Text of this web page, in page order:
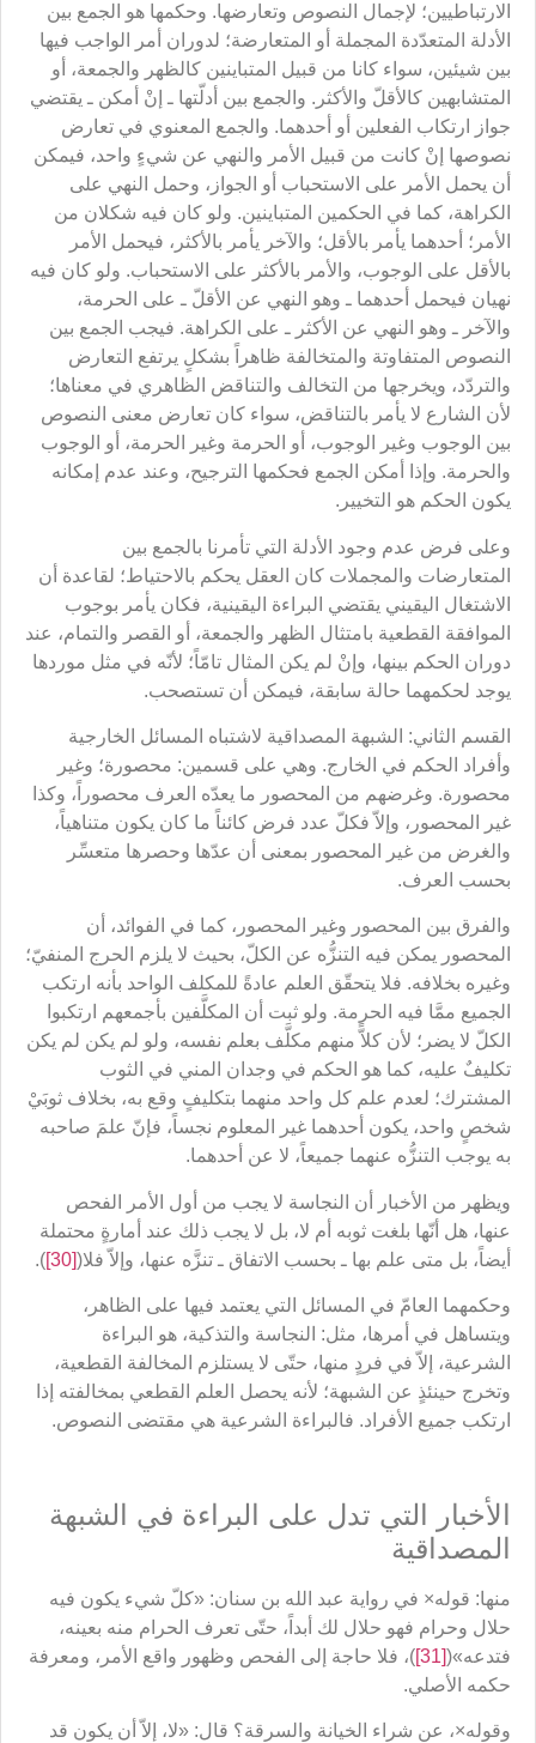
الارتباطيين؛ لإجمال النصوص وتعارضها. وحكمها هو الجمع بين
الأدلة المتعدّدة المجملة أو المتعارضة؛ لدوران أمر الواجب فيها
بين شيئين، سواء كانا من قبيل المتباينين كالظهر والجمعة، أو
المتشابهين كالأقلّ والأكثر. والجمع بين أدلّتها ـ إنْ أمكن ـ يقتضي
جواز ارتكاب الفعلين أو أحدهما. والجمع المعنوي في تعارض
نصوصها إنْ كانت من قبيل الأمر والنهي عن شيءٍ واحد، فيمكن
أن يحمل الأمر على الاستحباب أو الجواز، وحمل النهي على
الكراهة، كما في الحكمين المتباينين. ولو كان فيه شكلان من
الأمر؛ أحدهما يأمر بالأقل؛ والآخر يأمر بالأكثر، فيحمل الأمر
بالأقل على الوجوب، والأمر بالأكثر على الاستحباب. ولو كان فيه
نهيان فيحمل أحدهما ـ وهو النهي عن الأقلّ ـ على الحرمة،
والآخر ـ وهو النهي عن الأكثر ـ على الكراهة. فيجب الجمع بين
النصوص المتفاوتة والمتخالفة ظاهراً بشكلٍ يرتفع التعارض
والتردّد، ويخرجها من التخالف والتناقض الظاهري في معناها؛
لأن الشارع لا يأمر بالتناقض، سواء كان تعارض معنى النصوص
بين الوجوب وغير الوجوب، أو الحرمة وغير الحرمة، أو الوجوب
والحرمة. وإذا أمكن الجمع فحكمها الترجيح، وعند عدم إمكانه
يكون الحكم هو التخيير.
وعلى فرض عدم وجود الأدلة التي تأمرنا بالجمع بين
المتعارضات والمجملات كان العقل يحكم بالاحتياط؛ لقاعدة أن
الاشتغال اليقيني يقتضي البراءة اليقينية، فكان يأمر بوجوب
الموافقة القطعية بامتثال الظهر والجمعة، أو القصر والتمام، عند
دوران الحكم بينها، وإنْ لم يكن المثال تامّاً؛ لأنّه في مثل موردها
يوجد لحكمهما حالة سابقة، فيمكن أن تستصحب.
القسم الثاني: الشبهة المصداقية لاشتباه المسائل الخارجية
وأفراد الحكم في الخارج. وهي على قسمين: محصورة؛ وغير
محصورة. وغرضهم من المحصور ما يعدّه العرف محصوراً، وكذا
غير المحصور، وإلاّ فكلّ عدد فرض كائناً ما كان يكون متناهياً،
والغرض من غير المحصور بمعنى أن عدّها وحصرها متعسِّر
بحسب العرف.
والفرق بين المحصور وغير المحصور، كما في الفوائد، أن
المحصور يمكن فيه التنزُّه عن الكلّ، بحيث لا يلزم الحرج المنفيّ؛
وغيره بخلافه. فلا يتحقّق العلم عادةً للمكلف الواحد بأنه ارتكب
الجميع ممَّا فيه الحرمة. ولو ثبت أن المكلَّفين بأجمعهم ارتكبوا
الكلّ لا يضر؛ لأن كلاًّ منهم مكلَّف بعلم نفسه، ولو لم يكن لم يكن
تكليفٌ عليه، كما هو الحكم في وجدان المني في الثوب
المشترك؛ لعدم علم كل واحد منهما بتكليفٍ وقع به، بخلاف ثوبَيْ
شخصٍ واحد، يكون أحدهما غير المعلوم نجساً، فإنّ علمَ صاحبه
به يوجب التنزُّه عنهما جميعاً، لا عن أحدهما.
ويظهر من الأخبار أن النجاسة لا يجب من أول الأمر الفحص
عنها، هل أنّها بلغت ثوبه أم لا، بل لا يجب ذلك عند أمارةٍ محتملة
أيضاً، بل متى علم بها ـ بحسب الاتفاق ـ تنزَّه عنها، وإلاّ فلا([30]
).
وحكمهما العامّ في المسائل التي يعتمد فيها على الظاهر،
ويتساهل في أمرها، مثل: النجاسة والتذكية، هو البراءة
الشرعية، إلاّ في فردٍ منها، حتّى لا يستلزم المخالفة القطعية،
وتخرج حينئذٍ عن الشبهة؛ لأنه يحصل العلم القطعي بمخالفته إذا
ارتكب جميع الأفراد. فالبراءة الشرعية هي مقتضى النصوص.
الأخبار التي تدل على البراءة في الشبهة
المصداقية
منها: قوله× في رواية عبد الله بن سنان: «كلّ شيء يكون فيه
حلال وحرام فهو حلال لك أبداً، حتّى تعرف الحرام منه بعينه،
فتدعه»([31]
)، فلا حاجة إلى الفحص وظهور واقع الأمر، ومعرفة
حكمه الأصلي.
وقوله×، عن شراء الخيانة والسرقة؟ قال: «لا، إلاّ أن يكون قد